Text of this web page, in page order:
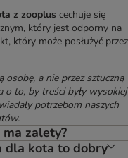
z zooplus cechuje się
który jest odporny na
który może posłużyć przez
osobę, a nie przez sztuczną
o to, by treści były wysokiej
potrzebom naszych
zalety?
dla kota to dobry